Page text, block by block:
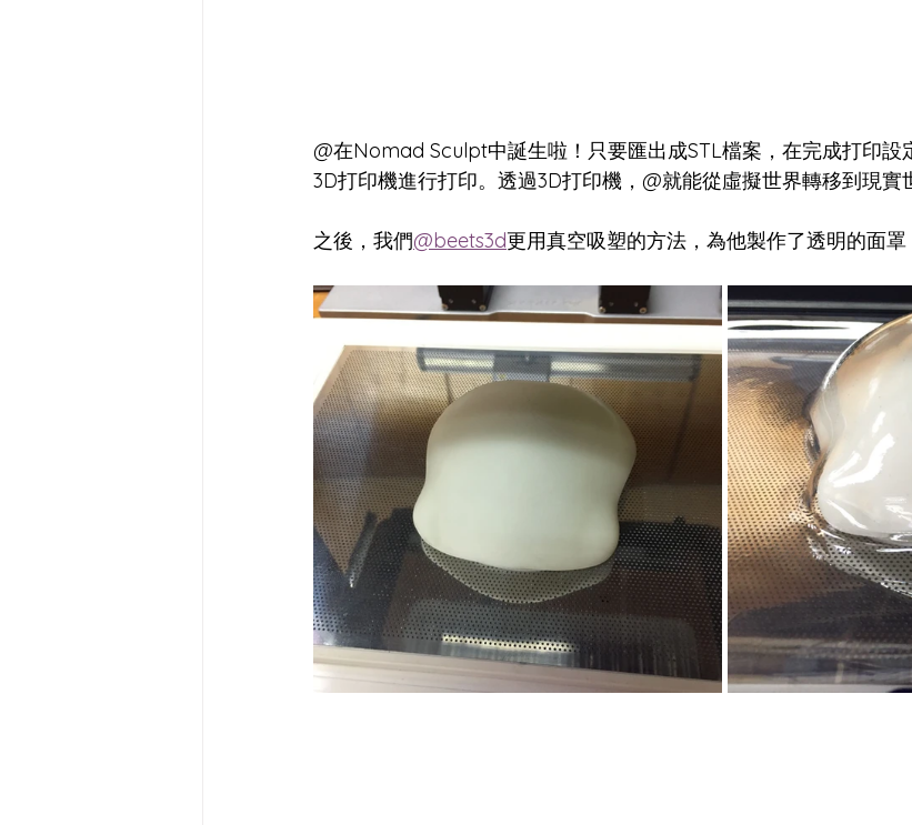
@在Nomad Sculpt中誕生啦！只要匯出成STL檔案，在完成打印設
3D打印機進行打印。透過3D打印機，@就能從虛擬世界轉移到現實
之後，我們@beets3d更用真空吸塑的方法，為他製作了透明的面罩